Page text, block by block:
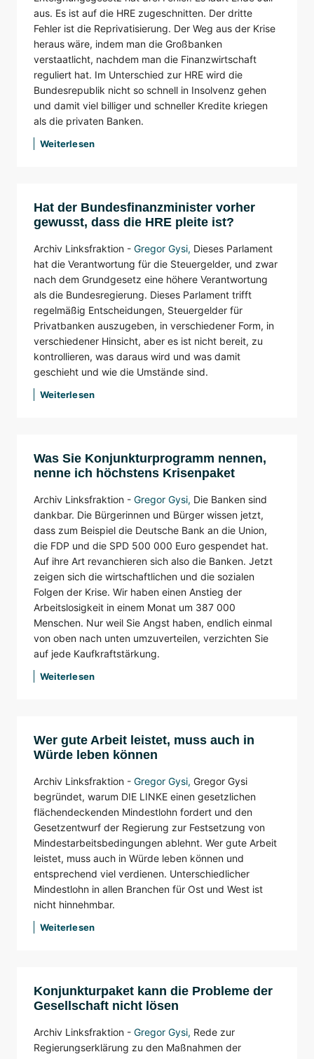
aus. Es ist auf die HRE zugeschnitten. Der dritte
Fehler ist die Reprivatisierung. Der Weg aus der Krise
heraus wäre, indem man die Großbanken
verstaatlicht, nachdem man die Finanzwirtschaft
reguliert hat. Im Unterschied zur HRE wird die
Bundesrepublik nicht so schnell in Insolvenz gehen
und damit viel billiger und schneller Kredite kriegen
als die privaten Banken.
Weiterlesen
Hat der Bundesfinanzminister vorher
gewusst, dass die HRE pleite ist?
Archiv Linksfraktion - Gregor Gysi, Dieses Parlament
hat die Verantwortung für die Steuergelder, und zwar
nach dem Grundgesetz eine höhere Verantwortung
als die Bundesregierung. Dieses Parlament trifft
regelmäßig Entscheidungen, Steuergelder für
Privatbanken auszugeben, in verschiedener Form, in
verschiedener Hinsicht, aber es ist nicht bereit, zu
kontrollieren, was daraus wird und was damit
geschieht und wie die Umstände sind.
Weiterlesen
Was Sie Konjunkturprogramm nennen,
nenne ich höchstens Krisenpaket
Archiv Linksfraktion - Gregor Gysi, Die Banken sind
dankbar. Die Bürgerinnen und Bürger wissen jetzt,
dass zum Beispiel die Deutsche Bank an die Union,
die FDP und die SPD 500 000 Euro gespendet hat.
Auf ihre Art revanchieren sich also die Banken. Jetzt
zeigen sich die wirtschaftlichen und die sozialen
Folgen der Krise. Wir haben einen Anstieg der
Arbeitslosigkeit in einem Monat um 387 000
Menschen. Nur weil Sie Angst haben, endlich einmal
von oben nach unten umzuverteilen, verzichten Sie
auf jede Kaufkraftstärkung.
Weiterlesen
Wer gute Arbeit leistet, muss auch in
Würde leben können
Archiv Linksfraktion - Gregor Gysi, Gregor Gysi
begründet, warum DIE LINKE einen gesetzlichen
flächendeckenden Mindestlohn fordert und den
Gesetzentwurf der Regierung zur Festsetzung von
Mindestarbeitsbedingungen ablehnt. Wer gute Arbeit
leistet, muss auch in Würde leben können und
entsprechend viel verdienen. Unterschiedlicher
Mindestlohn in allen Branchen für Ost und West ist
nicht hinnehmbar.
Weiterlesen
Konjunkturpaket kann die Probleme der
Gesellschaft nicht lösen
Archiv Linksfraktion - Gregor Gysi, Rede zur
Regierungserklärung zu den Maßnahmen der